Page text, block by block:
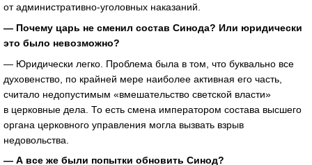
от административно-уголовных наказаний.
— Почему царь не сменил состав Синода? Или юридически
это было невозможно?
— Юридически легко. Проблема была в том, что буквально все
духовенство, по крайней мере наиболее активная его часть,
считало недопустимым «вмешательство светской власти»
в церковные дела. То есть смена императором состава высшего
органа церковного управления могла вызвать взрыв
недовольства.
— А все же были попытки обновить Синод?